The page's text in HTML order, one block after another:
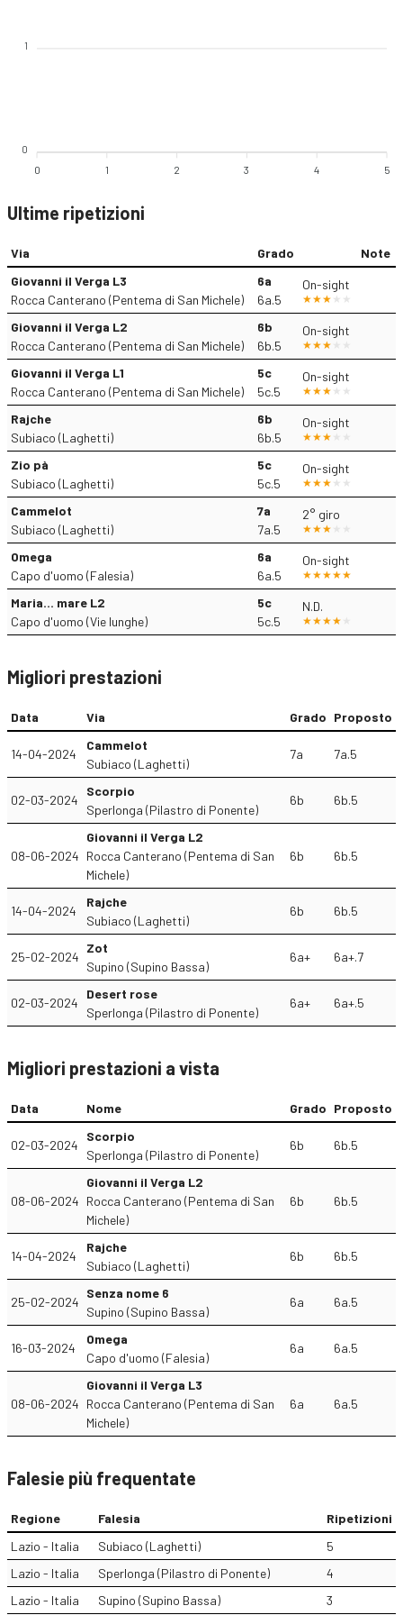
1
0
0 1 2 3 4 5
Ultime ripetizioni
Via Grado
Note
Giovanni il Verga L3
Rocca Canterano (Pentema di San Michele)
6a
6a.5
On-sight
Giovanni il Verga L2
Rocca Canterano (Pentema di San Michele)
6b
6b.5
On-sight
Giovanni il Verga L1
Rocca Canterano (Pentema di San Michele)
5c
5c.5
On-sight
Rajche
Subiaco (Laghetti)
6b
6b.5
On-sight
Zio pà
Subiaco (Laghetti)
5c
5c.5
On-sight
Cammelot
Subiaco (Laghetti)
7a
7a.5
2° giro
Omega
Capo d'uomo (Falesia)
6a
6a.5
On-sight
Maria... mare L2
Capo d'uomo (Vie lunghe)
5c
5c.5
N.D.
Migliori prestazioni
Data Via Grado Proposto
14-04-2024
Cammelot
Subiaco (Laghetti)
7a 7a.5
02-03-2024
Scorpio
Sperlonga (Pilastro di Ponente)
6b 6b.5
08-06-2024
Giovanni il Verga L2
Rocca Canterano (Pentema di San
Michele)
6b 6b.5
14-04-2024
Rajche
Subiaco (Laghetti)
6b 6b.5
25-02-2024
Zot
Supino (Supino Bassa)
6a+ 6a+.7
02-03-2024
Desert rose
Sperlonga (Pilastro di Ponente)
6a+ 6a+.5
Migliori prestazioni a vista
Data Nome Grado Proposto
02-03-2024
Scorpio
Sperlonga (Pilastro di Ponente)
6b 6b.5
08-06-2024
Giovanni il Verga L2
Rocca Canterano (Pentema di San
Michele)
6b 6b.5
14-04-2024
Rajche
Subiaco (Laghetti)
6b 6b.5
25-02-2024
Senza nome 6
Supino (Supino Bassa)
6a 6a.5
16-03-2024
Omega
Capo d'uomo (Falesia)
6a 6a.5
08-06-2024
Giovanni il Verga L3
Rocca Canterano (Pentema di San
Michele)
6a 6a.5
Falesie più frequentate
Regione Falesia
Ripetizioni
Lazio - Italia
Subiaco (Laghetti)
5
Lazio - Italia
Sperlonga (Pilastro di Ponente)
4
Lazio - Italia
Supino (Supino Bassa) 3